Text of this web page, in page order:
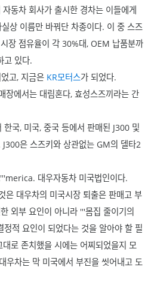
동차 회사가 출시한 경차는 이들에게
상 이름만 바꿔단 차종이다. 이 중 스즈
장 점유율이 각 30%대, OEM 납품분까
고 있다.
고, 지금은 KR모터스가 되었다.
장에서는 대림혼다, 효성스즈끼라는 간
한국, 미국, 중국 등에서 판매된 J300 및
은 스즈키와 상관없는 GM의 델타2
대우자동차 미국법인이다.
은 대우차의 미국시장 퇴출은 판매고 부
외부 요인이 아니라 '''몸집 줄이기의
적 요인이 되었다는 것을 알아야 할 필
로 존치했을 시에는 어찌되었을지 모
우차는 막 미국에서 부진을 씻어내고 도